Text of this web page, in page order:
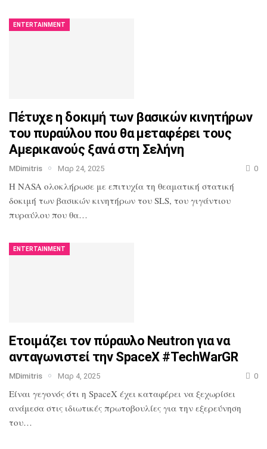
ENTERTAINMENT
Πέτυχε η δοκιμή των βασικών κινητήρων
του πυραύλου που θα μεταφέρει τους
Αμερικανούς ξανά στη Σελήνη
MDimitris Μαρ 24, 2025 0
Η NASA ολοκλήρωσε με επιτυχία τη θεαματική στατική
δοκιμή των βασικών κινητήρων του SLS, του γιγάντιου
πυραύλου που θα…
ENTERTAINMENT
Ετοιμάζει τον πύραυλο Neutron για να
ανταγωνιστεί την SpaceX #TechWarGR
MDimitris Μαρ 4, 2025 0
Είναι γεγονός ότι η SpaceX έχει καταφέρει να ξεχωρίσει
ανάμεσα στις ιδιωτικές πρωτοβουλίες για την εξερεύνηση
του…